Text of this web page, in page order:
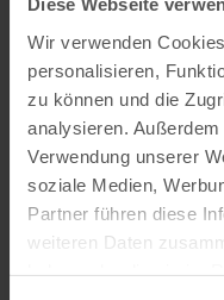
Wir verwenden
personalisieren,
zu können und die
analysieren.
Verwendung unserer
soziale Medien,
Partner führen diese
weiteren Daten
mehr
erfahren
zu:
32
Belgenbachtal
-
Grünenthal
-
Menzerath